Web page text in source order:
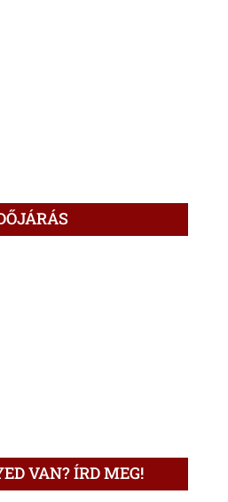
VAN? ÍRD MEG!